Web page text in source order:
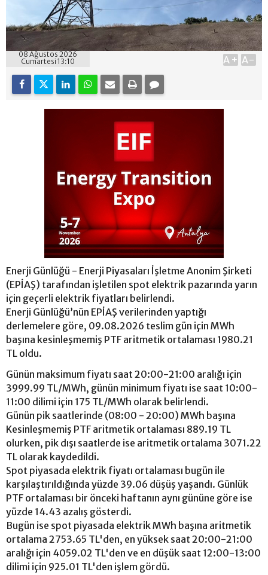
08 Ağustos 2026
Cumartesi 13:10
A+ A-
Enerji Günlüğü - Enerji Piyasaları İşletme Anonim Şirketi
(EPİAŞ) tarafından işletilen spot elektrik pazarında yarın
için geçerli elektrik fiyatları belirlendi.
Enerji Günlüğü’nün EPİAŞ verilerinden yaptığı
derlemelere göre, 09.08.2026 teslim gün için MWh
başına kesinleşmemiş PTF aritmetik ortalaması 1980.21
TL oldu.
Günün maksimum fiyatı saat 20:00-21:00 aralığı için
3999.99 TL/MWh, günün minimum fiyatı ise saat 10:00-
11:00 dilimi için 175 TL/MWh olarak belirlendi.
Günün pik saatlerinde (08:00 - 20:00) MWh başına
Kesinleşmemiş PTF aritmetik ortalaması 889.19 TL
olurken, pik dışı saatlerde ise aritmetik ortalama 3071.22
TL olarak kaydedildi.
Spot piyasada elektrik fiyatı ortalaması bugün ile
karşılaştırıldığında yüzde 39.06 düşüş yaşandı. Günlük
PTF ortalaması bir önceki haftanın aynı gününe göre ise
yüzde 14.43 azalış gösterdi.
Bugün ise spot piyasada elektrik MWh başına aritmetik
ortalama 2753.65 TL'den, en yüksek saat 20:00-21:00
aralığı için 4059.02 TL'den ve en düşük saat 12:00-13:00
dilimi için 925.01 TL'den işlem gördü.